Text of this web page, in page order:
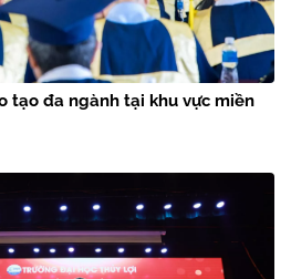
tạo đa ngành tại khu vực miền